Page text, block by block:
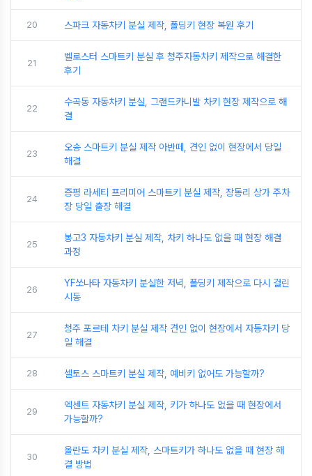
20 스파크 자동차키 분실 제작, 폴딩키 현장 복원 후기
21
벨로스터 스마트키 분실 후 청주자동차키 제작으로 해결한
후기
22
수곡동 자동차키 분실, 그랜드카니발 차키 현장 제작으로 해
결
23
오송 스마트키 분실 제작 아반떼, 견인 없이 현장에서 당일
해결
24
증평 라세티 프리미어 스마트키 분실 제작, 장동리 상가 주차
장 당일 출장 해결
25
봉고3 자동차키 분실 제작, 차키 하나도 없을 때 현장 해결
과정
26
YF쏘나타 자동차키 분실한 저녁, 폴딩키 제작으로 다시 걸린
시동
27
청주 포르테 차키 분실 제작 견인 없이 현장에서 자동차키 당
일 해결
28 셀토스 스마트키 분실 제작, 예비키 없어도 가능할까?
29
엑센트 자동차키 분실 제작, 키가 하나도 없을 때 현장에서
가능할까?
30
올란도 차키 분실 제작, 스마트키가 하나도 없을 때 현장 해
결 방법